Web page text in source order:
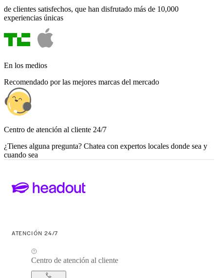
de clientes satisfechos, que han disfrutado más de 10,000
experiencias únicas
En los medios
Recomendado por las mejores marcas del mercado
Centro de atención al cliente 24/7
¿Tienes alguna pregunta? Chatea con expertos locales donde sea y
cuando sea
ATENCIÓN 24/7
Centro de atención al cliente